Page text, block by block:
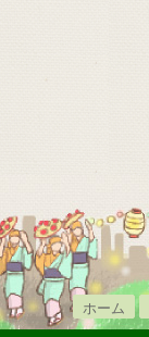
ホーム